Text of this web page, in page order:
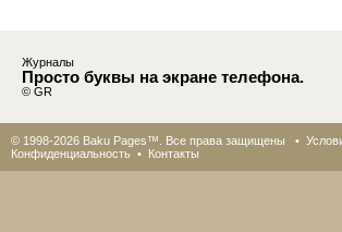
Журналы
Просто буквы на экране телефона.
© GR
© 1998-2026 Baku Pages™. Все права защищены •
Конфиденциальность • Контакты